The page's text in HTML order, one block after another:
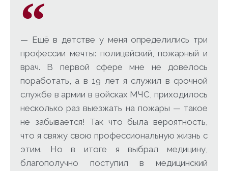
— Ещё в детстве у меня определились три
профессии мечты: полицейский, пожарный и
врач. В первой сфере мне не довелось
поработать, а в 19 лет я служил в срочной
службе в армии в войсках МЧС, приходилось
несколько раз выезжать на пожары — такое
не забывается! Так что была вероятность,
что я свяжу свою профессиональную жизнь с
этим. Но в итоге я выбрал медицину,
благополучно поступил в медицинский